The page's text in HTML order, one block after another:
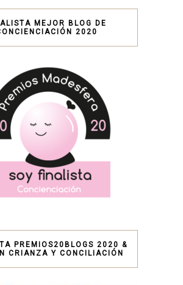
MEJOR BLOG DE
2020
PREMIOS20BLOGS 2020 &
CRIANZA Y CONCILIACIÓN